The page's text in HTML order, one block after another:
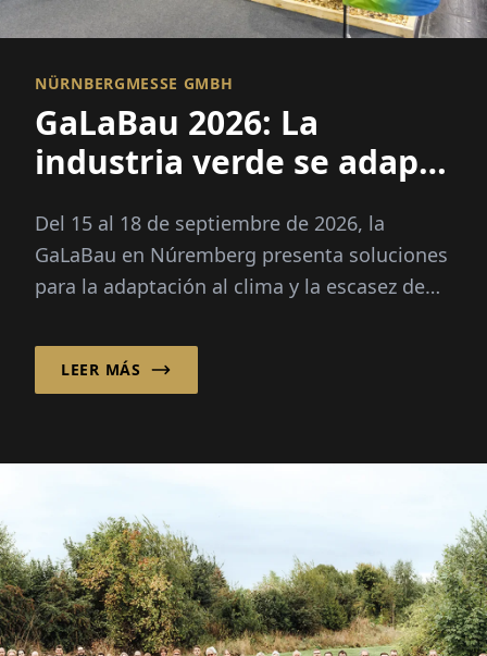
NÜRNBERGMESSE GMBH
GaLaBau 2026: La
industria verde se adapta
Del 15 al 18 de septiembre de 2026, la
GaLaBau en Núremberg presenta soluciones
para la adaptación al clima y la escasez de
futuro propio para la digitalización y la IA.
LEER MÁS